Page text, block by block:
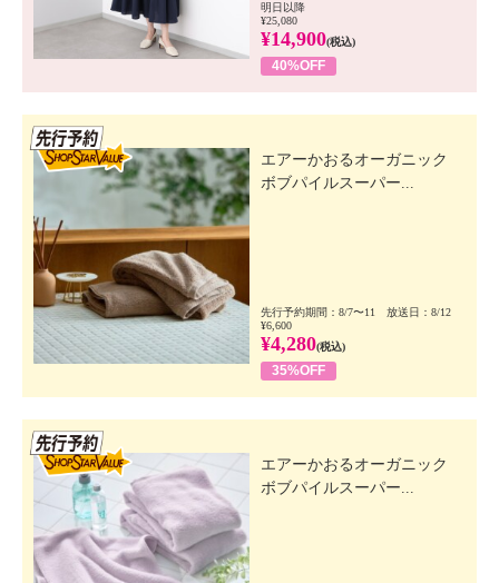
明日以降
¥25,080
¥14,900(税込)
40%OFF
エアーかおるオーガニック
ボブパイルスーパー...
先行予約期間：8/7〜11 放送日：8/12
¥6,600
¥4,280(税込)
35%OFF
エアーかおるオーガニック
ボブパイルスーパー...